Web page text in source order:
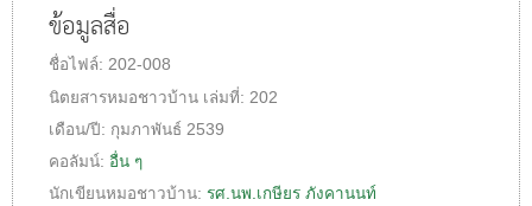
ข้อมูลสื่อ
ชื่อไฟล์: 202-008
นิตยสารหมอชาวบ้าน เล่มที่: 202
เดือน/ปี: กุมภาพันธ์ 2539
คอลัมน์: อื่น ๆ
นักเขียนหมอชาวบ้าน: รศ.นพ.เกษียร ภังคานนท์